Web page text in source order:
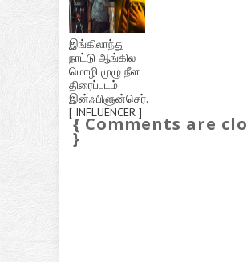
இங்கிலாந்து
நாட்டு ஆங்கில
மொழி முழு நீள
திரைப்படம்
இன்ஃபிளுன்செர்.
[ INFLUENCER ]
{ Comments are
}